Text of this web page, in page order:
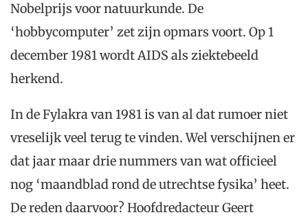
Nobelprijs voor natuurkunde. De
‘hobbycomputer’ zet zijn opmars voort. Op 1
december 1981 wordt AIDS als ziektebeeld
herkend.
In de Fylakra van 1981 is van al dat rumoer niet
vreselijk veel terug te vinden. Wel verschijnen er
dat jaar maar drie nummers van wat officieel
nog ‘maandblad rond de utrechtse fysika’ heet.
De reden daarvoor? Hoofdredacteur Geert